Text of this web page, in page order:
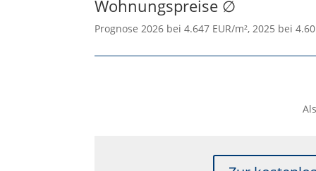
Wohnungspreise ∅
Prognose 2026 bei 4.647 EUR/m², 2025 bei
Als